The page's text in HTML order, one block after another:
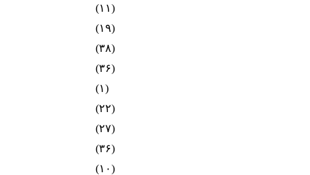
(۱۱)
(۱۹)
(۳۸)
(۳۶)
(۱)
(۲۲)
(۲۷)
(۳۶)
(۱۰)